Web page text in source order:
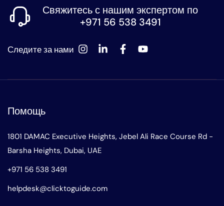
Свяжитесь с нашим экспертом по
+971 56 538 3491
Следите за нами
Помощь
1801 DAMAC Executive Heights, Jebel Ali Race Course Rd -
Barsha Heights, Dubai, UAE
+971 56 538 3491
helpdesk@clicktoguide.com